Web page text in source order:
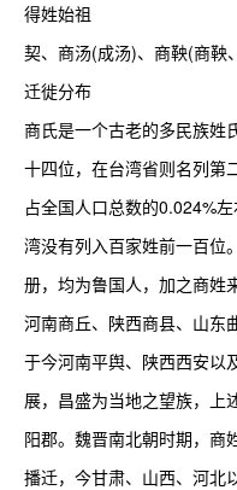
得姓始祖
契、商汤(成汤)、商鞅(商鞅
迁徙分布
商氏是一个古老的多民族姓
十四位，在台湾省则名列第
占全国人口总数的0.024%
湾没有列入百家姓前一百位
册，均为鲁国人，加之商姓
河南商丘、陕西商县、山东
于今河南平舆、陕西西安以
展，昌盛为当地之望族，上
阳郡。魏晋南北朝时期，商
播迁，今甘肃、山西、河北